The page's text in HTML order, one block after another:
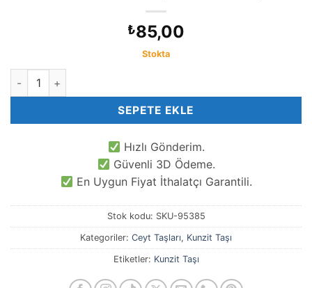
₺85,00
Stokta
6 MM Kunzit Ceyt Kuvars Taşı adet
SEPETE EKLE
Hızlı Gönderim.
Güvenli 3D Ödeme.
En Uygun Fiyat İthalatçı Garantili.
Stok kodu: SKU-95385
Kategoriler: Ceyt Taşları, Kunzit Taşı
Etiketler: Kunzit Taşı